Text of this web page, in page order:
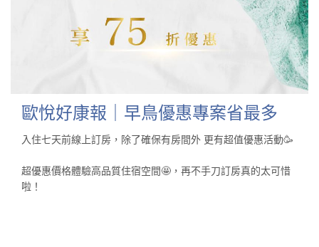
歐悅好康報｜早鳥優惠專案省最多
入住七天前線上訂房，除了確保有房間外 更有超值優惠活動🥳​
超優惠價格體驗高品質住宿空間🤩​，再不手刀訂房真的太可惜
啦！​